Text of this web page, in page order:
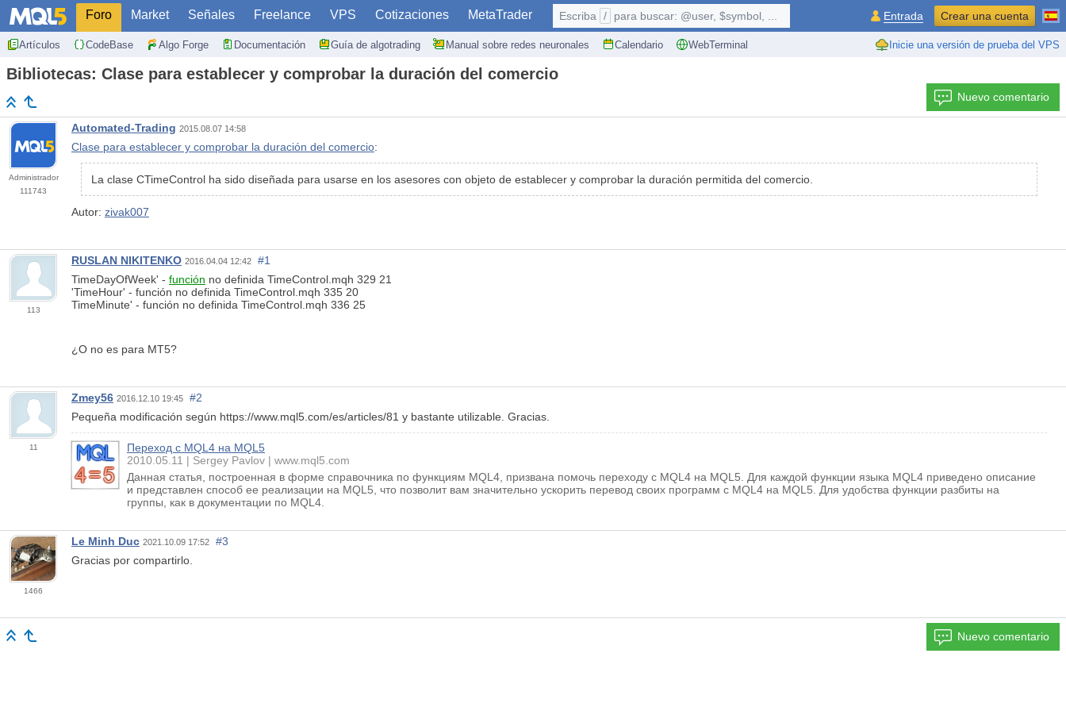
Foro Market Señales Freelance VPS Cotizaciones MetaTrader
Artículos CodeBase Algo Forge Documentación Guía de algotrading Manual sobre redes neuronales Calendario WebTerminal Inicie una versión de prueba del VPS
Escriba / para buscar: @user, $symbol, ... Entrada Crear una cuenta
Bibliotecas: Clase para establecer y comprobar la duración del comercio
Nuevo comentario
Administrador
111743
Automated-Trading 2015.08.07 14:58
Clase para establecer y comprobar la duración del comercio:
La clase CTimeControl ha sido diseñada para usarse en los asesores con objeto de establecer y comprobar la duración permitida del comercio.
Autor: zivak007
113
RUSLAN NIKITENKO 2016.04.04 12:42
#1
TimeDayOfWeek' - función no definida TimeControl.mqh 329 21
'TimeHour' - función no definida TimeControl.mqh 335 20
TimeMinute' - función no definida TimeControl.mqh 336 25
¿O no es para MT5?
11
Zmey56 2016.12.10 19:45
#2
Pequeña modificación según https://www.mql5.com/es/articles/81 y bastante utilizable. Gracias.
Переход с MQL4 на MQL5
2010.05.11
Sergey Pavlov
www.mql5.com
Данная статья, построенная в форме справочника по функциям MQL4, призвана помочь переходу с MQL4 на MQL5. Для каждой функции языка MQL4 приведено описание
и представлен способ ее реализации на MQL5, что позволит вам значительно ускорить перевод своих программ с MQL4 на MQL5. Для удобства функции разбиты на
группы, как в документации по MQL4.
1466
Le Minh Duc 2021.10.09 17:52
#3
Gracias por compartirlo.
Nuevo comentario